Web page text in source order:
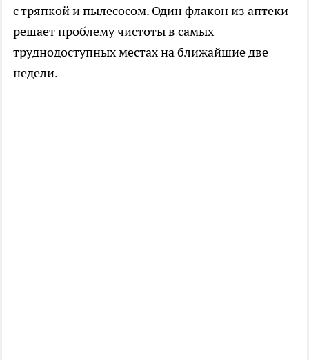
с тряпкой и пылесосом. Один флакон из аптеки
решает проблему чистоты в самых
труднодоступных местах на ближайшие две
недели.